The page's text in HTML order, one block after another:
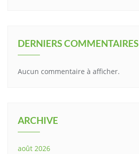
DERNIERS COMMENTAIRES
Aucun commentaire à afficher.
ARCHIVE
août 2026